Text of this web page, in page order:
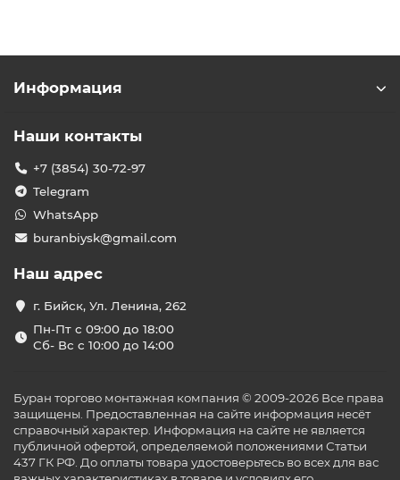
Информация
Наши контакты
+7 (3854) 30-72-97
Telegram
WhatsApp
buranbiysk@gmail.com
Наш адрес
г. Бийск, Ул. Ленина, 262
Пн-Пт с 09:00 до 18:00
Сб- Вс с 10:00 до 14:00
Буран торгово монтажная компания © 2009-2026 Все права
защищены. Предоставленная на сайте информация несёт
справочный характер. Информация на сайте не является
публичной офертой, определяемой положениями Статьи
437 ГК РФ. До оплаты товара удостоверьтесь во всех для вас